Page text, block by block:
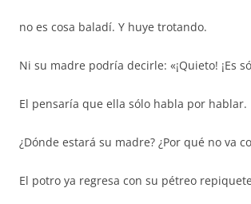
no es cosa baladí. Y huye trotando.
Ni su madre podría decirle: «¡Quieto! ¡Es
El pensaría que ella sólo habla por hablar.
¿Dónde estará su madre? ¿Por qué no va
El potro ya regresa con su pétreo